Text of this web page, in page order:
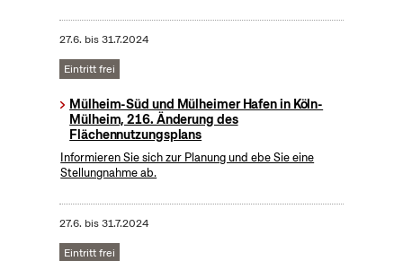
27.6. bis31.7.2024
Eintritt frei
Mülheim-Süd und Mülheimer Hafen in Köln-
Mülheim, 216. Änderung des
Flächennutzungsplans
Informieren Sie sich zur Planung und ebe Sie eine
Stellungnahme ab.
27.6. bis31.7.2024
Eintritt frei